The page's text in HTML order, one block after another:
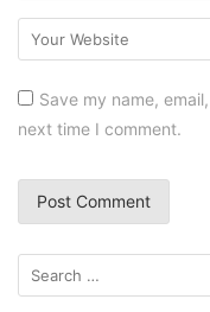
Save my name,
next time I comment.